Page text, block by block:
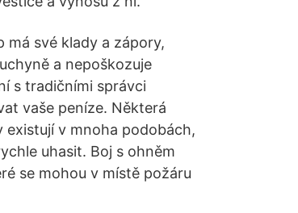
své klady a zápory,
a nepoškozuje
s tradičními správci
vaše peníze. Některá
v mnoha podobách,
uhasit. Boj s ohněm
se mohou v místě požáru